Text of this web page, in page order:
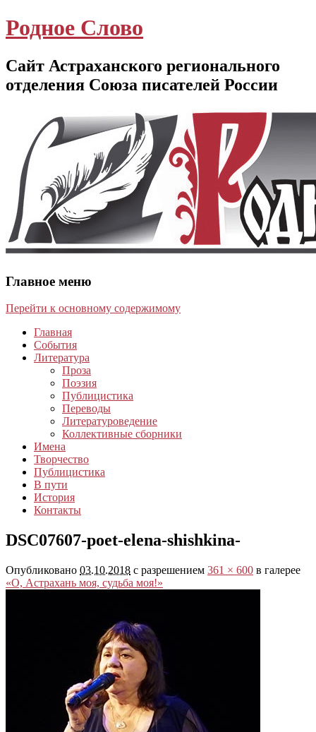
Родное Слово
Сайт Астраханского регионального
отделения Союза писателей России
Главное меню
Перейти к основному содержимому
Главная
События
Литература
Проза
Поэзия
Публицистика
Переводы
Литературоведение
Коллективные сборники
Имена
Творчество
Публицистика
В пути
История
Контакты
DSC07607-poet-elena-shishkina-
Опубликовано 03.10.2018 с разрешением 361 × 600 в галерее
«О, Астрахань моя, судьба моя!»